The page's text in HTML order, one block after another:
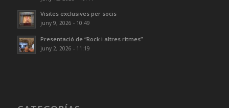
Visites exclusives per socis
juny 9, 2026 - 10:49
Presentació de “Rock i altres ritmes”
juny 2, 2026 - 11:19